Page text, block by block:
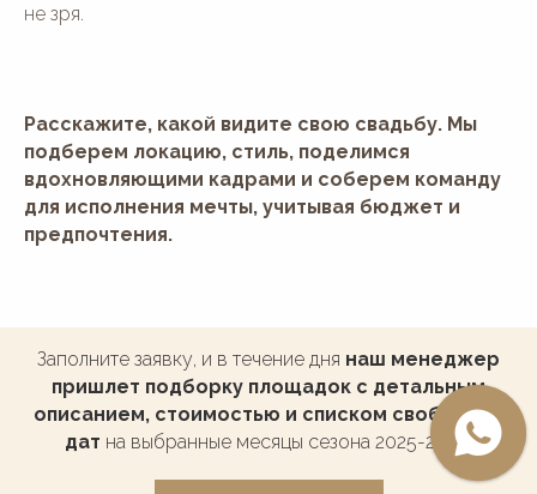
не зря.
Расскажите, какой видите свою свадьбу. Мы
подберем локацию, стиль, поделимся
вдохновляющими кадрами и соберем команду
для исполнения мечты, учитывая бюджет и
предпочтения.
Заполните заявку, и в течение дня наш менеджер
пришлет подборку площадок с детальным
описанием, стоимостью и списком свободных
дат на выбранные месяцы сезона 2025-2026.